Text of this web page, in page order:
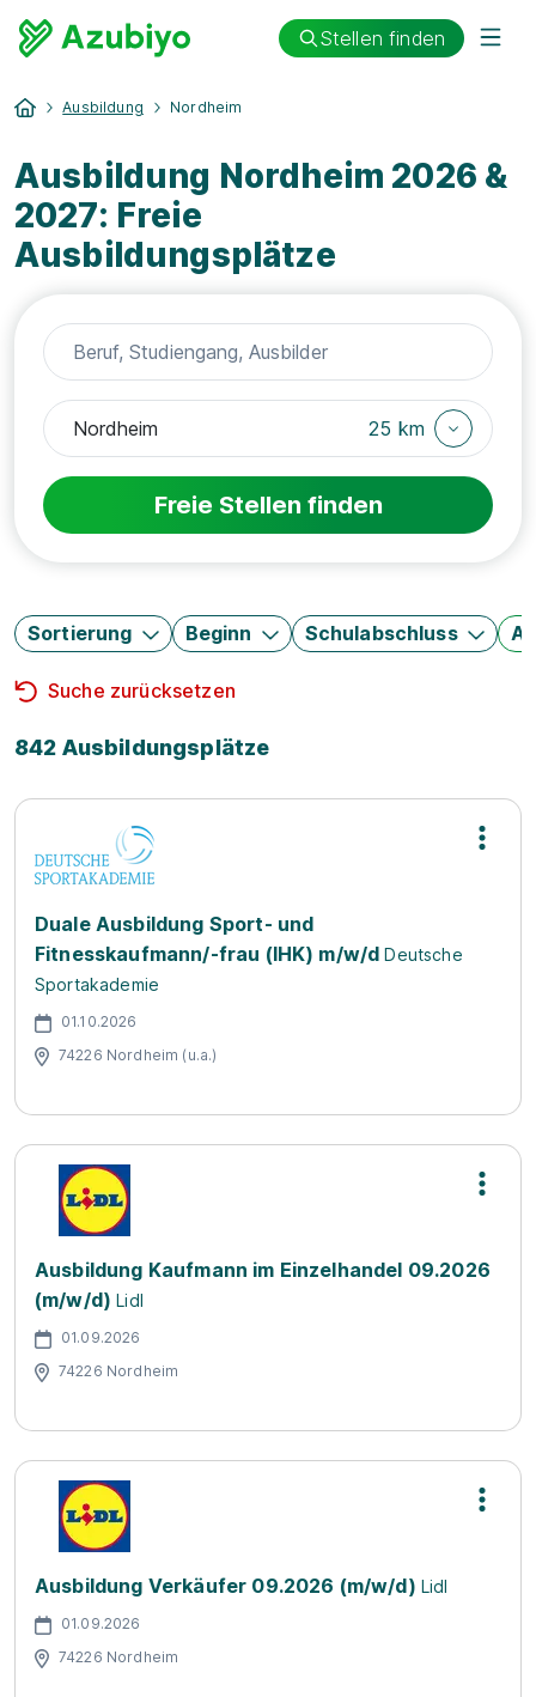
Stellen finden
Ausbildung Nordheim
Ausbildung Nordheim 2026 &
2027: Freie
Ausbildungsplätze
25 km
Freie Stellen finden
Sortierung Beginn Schulabschluss
Suche zurücksetzen
842 Ausbildungsplätze
Duale Ausbildung Sport- und
Fitnesskaufmann/-frau (IHK) m/w/d Deutsche
Sportakademie
01.10.2026
74226 Nordheim (u.a.)
Ausbildung Kaufmann im Einzelhandel 09.2026
(m/w/d) Lidl
01.09.2026
74226 Nordheim
Ausbildung Verkäufer 09.2026 (m/w/d) Lidl
01.09.2026
74226 Nordheim